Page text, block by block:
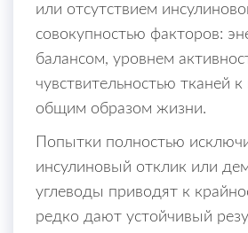
или отсутствием
совокупностью факторов:
балансом, уровнем
чувствительностью тканей
общим образом жизни.
Попытки полностью
инсулиновый отклик или
углеводы приводят к
редко дают устойчивый